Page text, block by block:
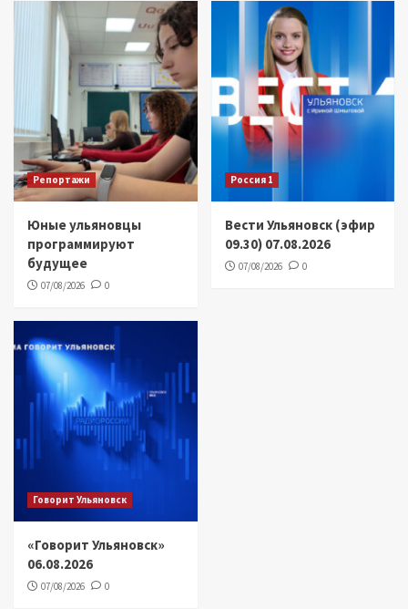
Репортажи
Юные ульяновцы
программируют
будущее
07/08/2026 0
Россия 1
Вести Ульяновск (эфир
09.30) 07.08.2026
07/08/2026 0
Говорит Ульяновск
«Говорит Ульяновск»
06.08.2026
07/08/2026 0